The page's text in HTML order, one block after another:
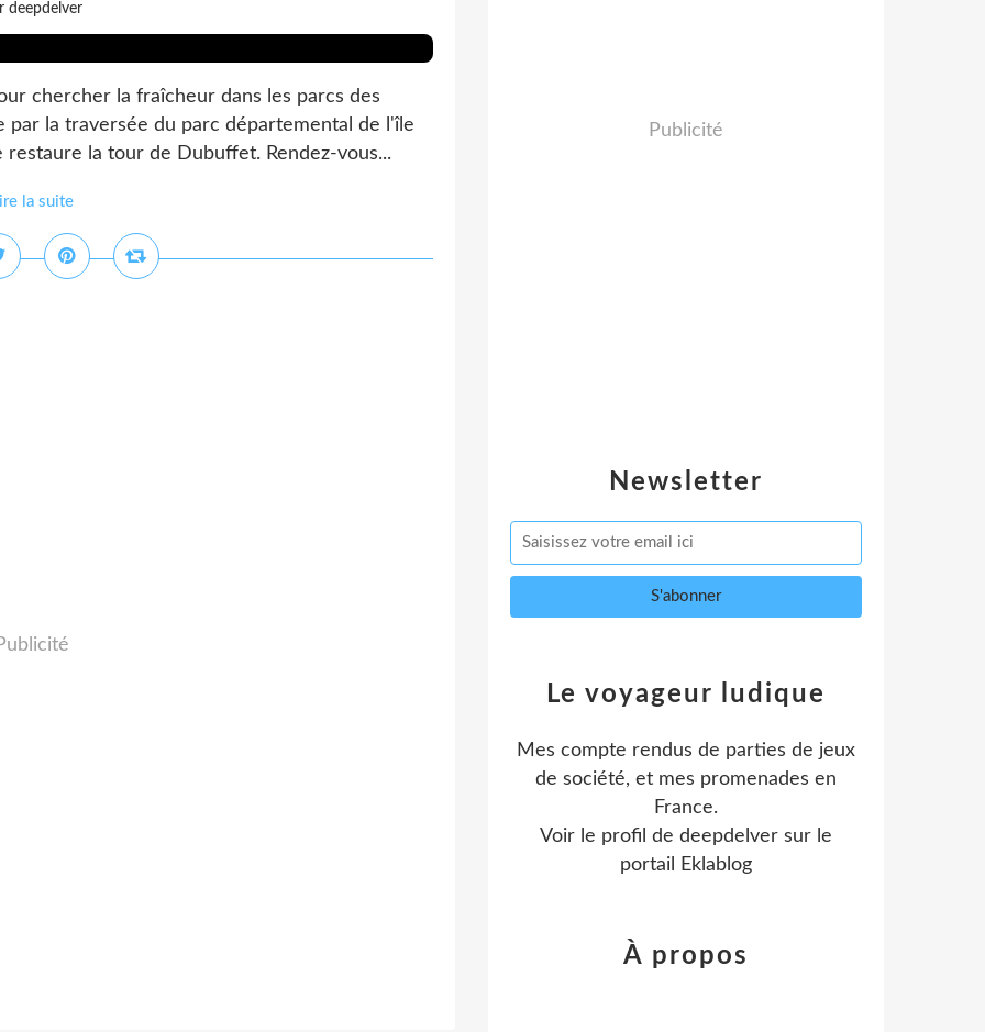
deepdelver
chercher la fraîcheur dans les parcs des
par la traversée du parc départemental de l'île
la tour de Dubuffet. Rendez-vous...
la suite
Newsletter
Publicité
Le voyageur ludique
Mes compte rendus de parties de jeux
de société, et mes promenades en
France.
Voir le profil de deepdelver sur le
portail Eklablog
À propos